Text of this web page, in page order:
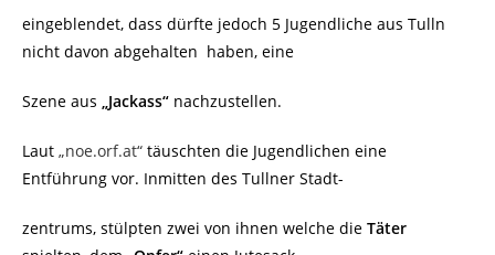
eingeblendet, dass dürfte jedoch 5 Jugendliche aus Tulln
nicht davon abgehalten haben, eine
Szene aus „Jackass“ nachzustellen.
Laut „noe.orf.at“ täuschten die Jugendlichen eine
Entführung vor. Inmitten des Tullner Stadt-
zentrums, stülpten zwei von ihnen welche die Täter